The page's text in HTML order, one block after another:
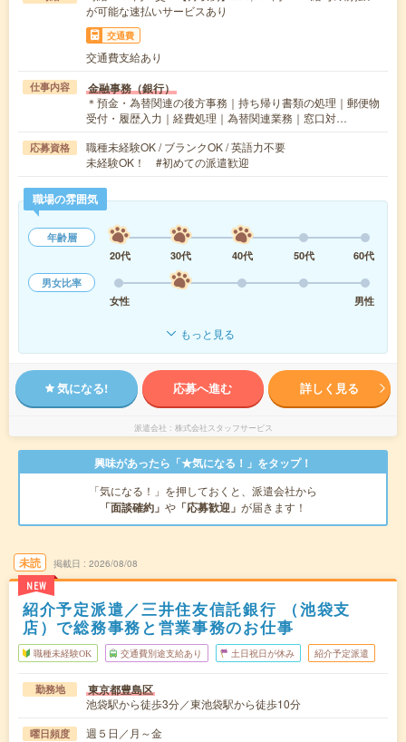
が可能な速払いサービスあり
交通費
交通費支給あり
仕事内容 金融事務（銀行）
＊預金・為替関連の後方事務｜持ち帰り書類の処理｜郵便物
受付・履歴入力｜経費処理｜為替関連業務｜窓口対…
応募資格
職種未経験OK / ブランクOK / 英語力不要
未経験OK！ #初めての派遣歓迎
職場の雰囲気
年齢層
20代
30代 40代 50代
60代
男女比率
女性
男性
もっと見る
気になる! 応募へ進む 詳しく見る
派遣会社 株式会社スタッフサービス
興味があったら「★気になる！」をタップ！
「気になる！」を押しておくと、派遣会社から
「面談確約」 や 「応募歓迎」 が届きます！
未読
NEW
掲載日 2026/08/08
紹介予定派遣／三井住友信託銀行 （池袋支
店）で総務事務と営業事務のお仕事
職種未経験OK 交通費別途支給あり 土日祝日が休み 紹介予定派遣
勤務地 東京都豊島区
池袋駅から徒歩3分／東池袋駅から徒歩10分
曜日頻度 週５日／月～金